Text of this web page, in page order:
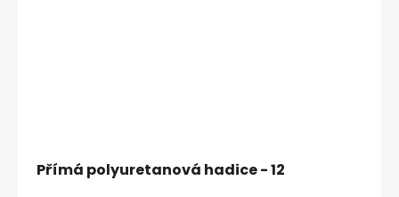
Přímá polyuretanová hadice - 12